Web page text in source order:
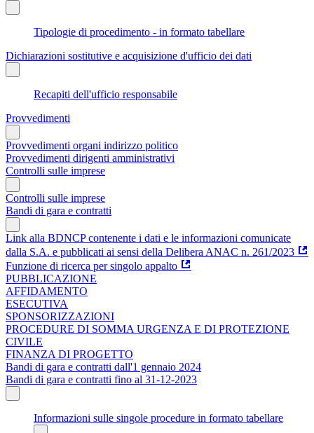
Tipologie di procedimento - in formato tabellare
Dichiarazioni sostitutive e acquisizione d'ufficio dei dati
Recapiti dell'ufficio responsabile
Provvedimenti
Provvedimenti organi indirizzo politico
Provvedimenti dirigenti amministrativi
Controlli sulle imprese
Controlli sulle imprese
Bandi di gara e contratti
Link alla BDNCP contenente i dati e le informazioni comunicate
dalla S.A. e pubblicati ai sensi della Delibera ANAC n. 261/2023
Funzione di ricerca per singolo appalto
PUBBLICAZIONE
AFFIDAMENTO
ESECUTIVA
SPONSORIZZAZIONI
PROCEDURE DI SOMMA URGENZA E DI PROTEZIONE
CIVILE
FINANZA DI PROGETTO
Bandi di gara e contratti dall'1 gennaio 2024
Bandi di gara e contratti fino al 31-12-2023
Informazioni sulle singole procedure in formato tabellare